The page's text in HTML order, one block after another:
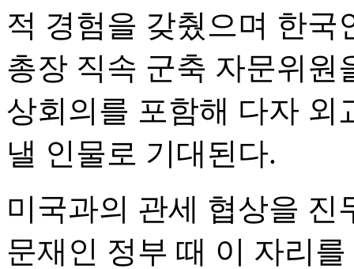
적 경험을 갖췄으며 한국
총장 직속 군축 자문위원
상회의를 포함해 다자 외
낼 인물로 기대된다.
미국과의 관세 협상을
문재인 정부 때 이 자리